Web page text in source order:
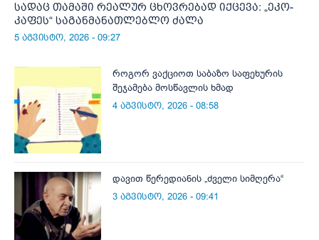
სადაც თამაში რეალურ ცხოვრებად იქცევა: „ეკო-
კაფეს“ საგანმანათლებლო ძალა
5 აგვისტო, 2026 - 09:27
როგორ ვაქციოთ საბაზო საფეხურის
შეჯამება მოსწავლის ხმად
4 აგვისტო, 2026 - 08:58
დავით წერედიანის „ძველი სიმღერა“
3 აგვისტო, 2026 - 09:41